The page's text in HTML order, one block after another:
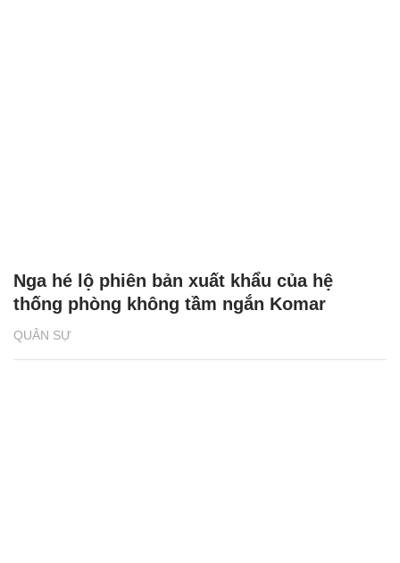
QUÂN SỰ
Nga hé lộ phiên bản xuất khẩu của hệ
thống phòng không tầm ngắn Komar